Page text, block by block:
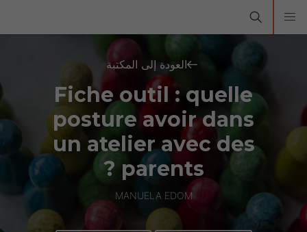
العودة إلى المكتبة
Fiche outil : quelle
posture avoir dans
un atelier avec des
parents ?
MANUELA EDOM